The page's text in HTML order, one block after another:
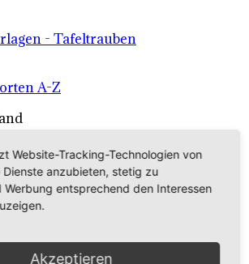
- Tafeltrauben
A-Z
Website-Tracking-Technologien von
Dienste anzubieten, stetig zu
Werbung entsprechend den Interessen
Akzeptieren